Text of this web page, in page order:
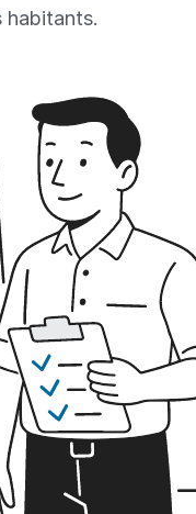
habitants.